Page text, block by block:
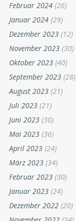
Februar 2024 (26)
Januar 2024 (29)
Dezember 2023 (12)
November 2023 (30)
Oktober 2023 (40)
September 2023 (28)
August 2023 (21)
Juli 2023 (21)
Juni 2023 (30)
Mai 2023 (36)
April 2023 (24)
März 2023 (34)
Februar 2023 (30)
Januar 2023 (24)
Dezember 2022 (20)